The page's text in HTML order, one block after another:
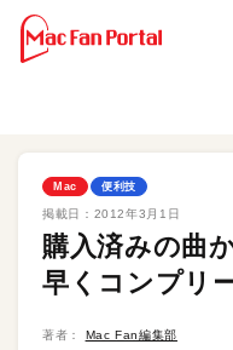
Mac 便利技
掲載日： 2012年3月1日
購入済みの曲
早くコンプリ
著者： Mac Fan編集部